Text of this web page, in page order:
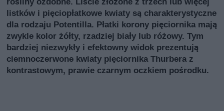
listków i pięciopłatkowe kwiaty są charakterystyczne
dla rodzaju Potentilla. Płatki korony pięciornika mają
zwykle kolor żółty, rzadziej biały lub różowy. Tym
bardziej niezwykły i efektowny widok prezentują
ciemnoczerwone kwiaty pięciornika Thurbera z
kontrastowym, prawie czarnym oczkiem pośrodku.